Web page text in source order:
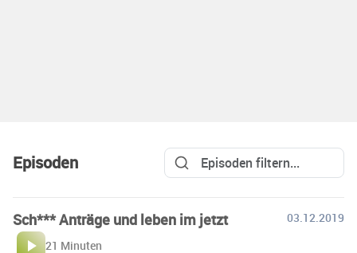
Episoden
Sch*** Anträge und leben im jetzt
03.12.2019
21 Minuten